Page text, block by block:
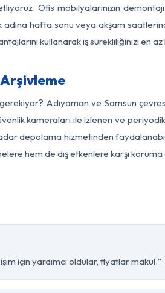
Ofis mobilyalarınızın
hafta sonu veya akşam
kullanarak iş sürekliliğinizi en
Arşivleme
Adıyaman ve Samsun
kameraları ile izlenen ve
depolama hizmetinden
hem de dış etkenlere karşı koruma
için yardımcı oldular, fiyatlar makul."